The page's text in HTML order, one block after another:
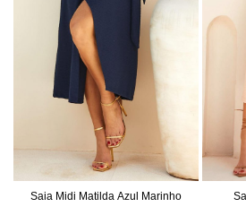
Saia Midi Matilda Azul Marinho